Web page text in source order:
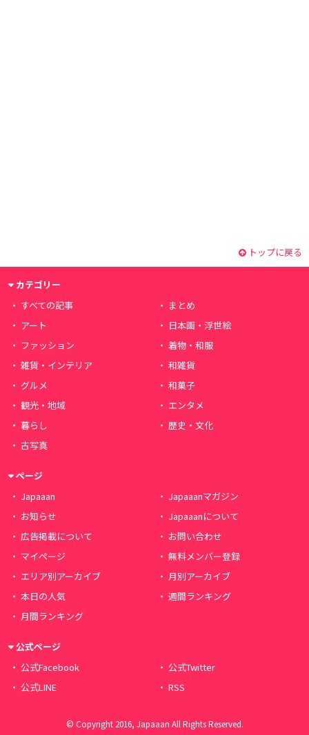
トップに戻る
カテゴリー
すべての記事
まとめ
アート
日本画・浮世絵
ファッション
着物・和服
雑貨・インテリア
和雑貨
グルメ
和菓子
観光・地域
エンタメ
暮らし
歴史・文化
古写真
ページ
Japaaan
Japaaanマガジン
お知らせ
Japaaanについて
広告掲載について
お問い合わせ
マイページ
無料メンバー登録
エリア別アーカイブ
月別アーカイブ
本日の人気
週間ランキング
月間ランキング
公式ページ
公式Facebook
公式Twitter
公式LINE
RSS
© Copyright 2016, Japaaan All Rights Reserved.